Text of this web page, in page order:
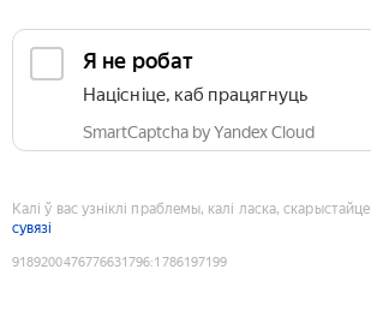
Я не робат
Націсніце, каб працягнуць
SmartCaptcha by Yandex Cloud
Калі ў вас узніклі праблемы, калі ласка, скарыстайце
сувязі
9189200476776631796:1786197199